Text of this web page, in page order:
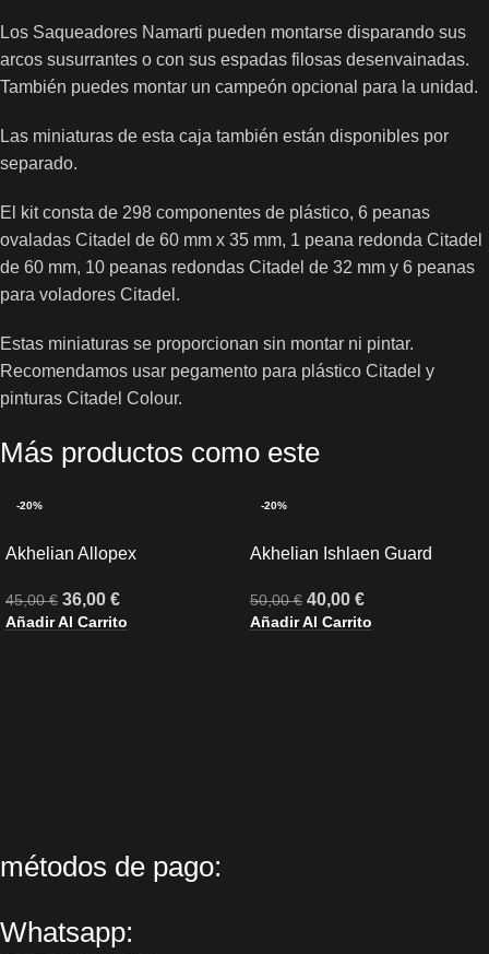
Los Saqueadores Namarti pueden montarse disparando sus
arcos susurrantes o con sus espadas filosas desenvainadas.
También puedes montar un campeón opcional para la unidad.
Las miniaturas de esta caja también están disponibles por
separado.
El kit consta de 298 componentes de plástico, 6 peanas
ovaladas Citadel de 60 mm x 35 mm, 1 peana redonda Citadel
de 60 mm, 10 peanas redondas Citadel de 32 mm y 6 peanas
para voladores Citadel.
Estas miniaturas se proporcionan sin montar ni pintar.
Recomendamos usar pegamento para plástico Citadel y
pinturas Citadel Colour.
Más productos como este
-20%
Akhelian Allopex
45,00€ 36,00 €
Añadir Al Carrito
-20%
Akhelian Ishlaen Guard
50,00€ 40,00 €
Añadir Al Carrito
métodos de pago:
Whatsapp: